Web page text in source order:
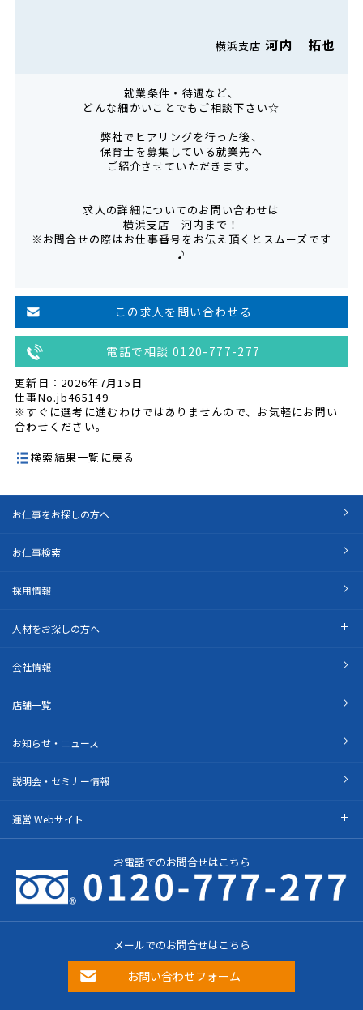
横浜支店河内 拓也
就業条件・待遇など、
どんな細かいことでもご相談下さい☆
弊社でヒアリングを行った後、
保育士を募集している就業先へ
ご紹介させていただきます。
求人の詳細についてのお問い合わせは
横浜支店 河内まで！
※お問合せの際はお仕事番号をお伝え頂くとスムーズです
♪
この求人を問い合わせる
電話で相談 0120-777-277
更新日：2026年7月15日
仕事No.jb465149
※すぐに選考に進むわけではありませんので、お気軽にお問い
合わせください。
検索結果一覧に戻る
お仕事をお探しの方へ
お仕事検索
採用情報
人材をお探しの方へ
会社情報
店舗一覧
お知らせ・ニュース
説明会・セミナー情報
運営 Webサイト
お電話でのお問合せはこちら
メールでのお問合せはこちら
お問い合わせフォーム